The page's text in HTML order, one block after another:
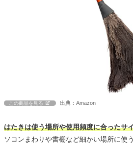
この商品を見る 出典：Amazon
はたきは使う場所や使用頻度に合ったサ
ソコンまわりや書棚など細かい場所に使